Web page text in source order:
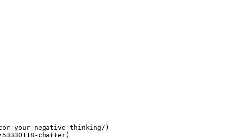
your-negative-thinking/)
chatter)